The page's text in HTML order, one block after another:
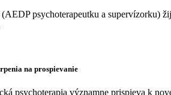
psychoterapeutku a supervízorku)
na prospievanie
psychoterapia významne prispieva k